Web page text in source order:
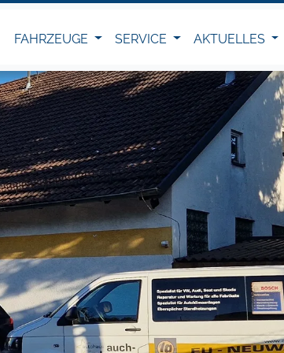
FAHRZEUGE SERVICE AKTUELLES